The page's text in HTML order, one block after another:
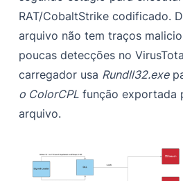
RAT/CobaltStrike codificado.
arquivo não tem traços
poucas detecções no
carregador usa Rundll32.exe
o ColorCPL função exportada
arquivo.